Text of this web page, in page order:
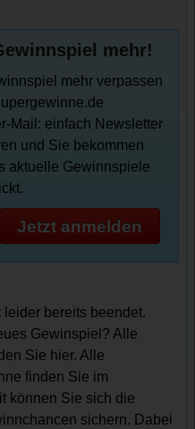
mehr!
mehr verpassen
Mail: einfach Newsletter
und Sie bekommen
aktuelle Gewinnspiele
Jetzt anmelden
bereits beendet.
Gewinspiel? Alle
Sie hier. Alle
finden Sie im
können Sie sich die
sichern. Dabei